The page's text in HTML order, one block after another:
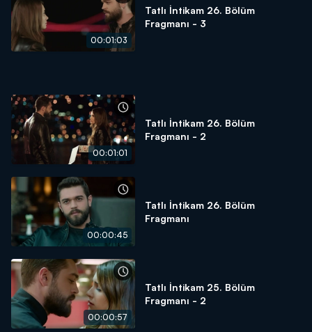
00:01:03
Tatlı İntikam 26. Bölüm
Fragmanı - 3
00:01:01
Tatlı İntikam 26. Bölüm
Fragmanı - 2
00:00:45
Tatlı İntikam 26. Bölüm
Fragmanı
00:00:57
Tatlı İntikam 25. Bölüm
Fragmanı - 2